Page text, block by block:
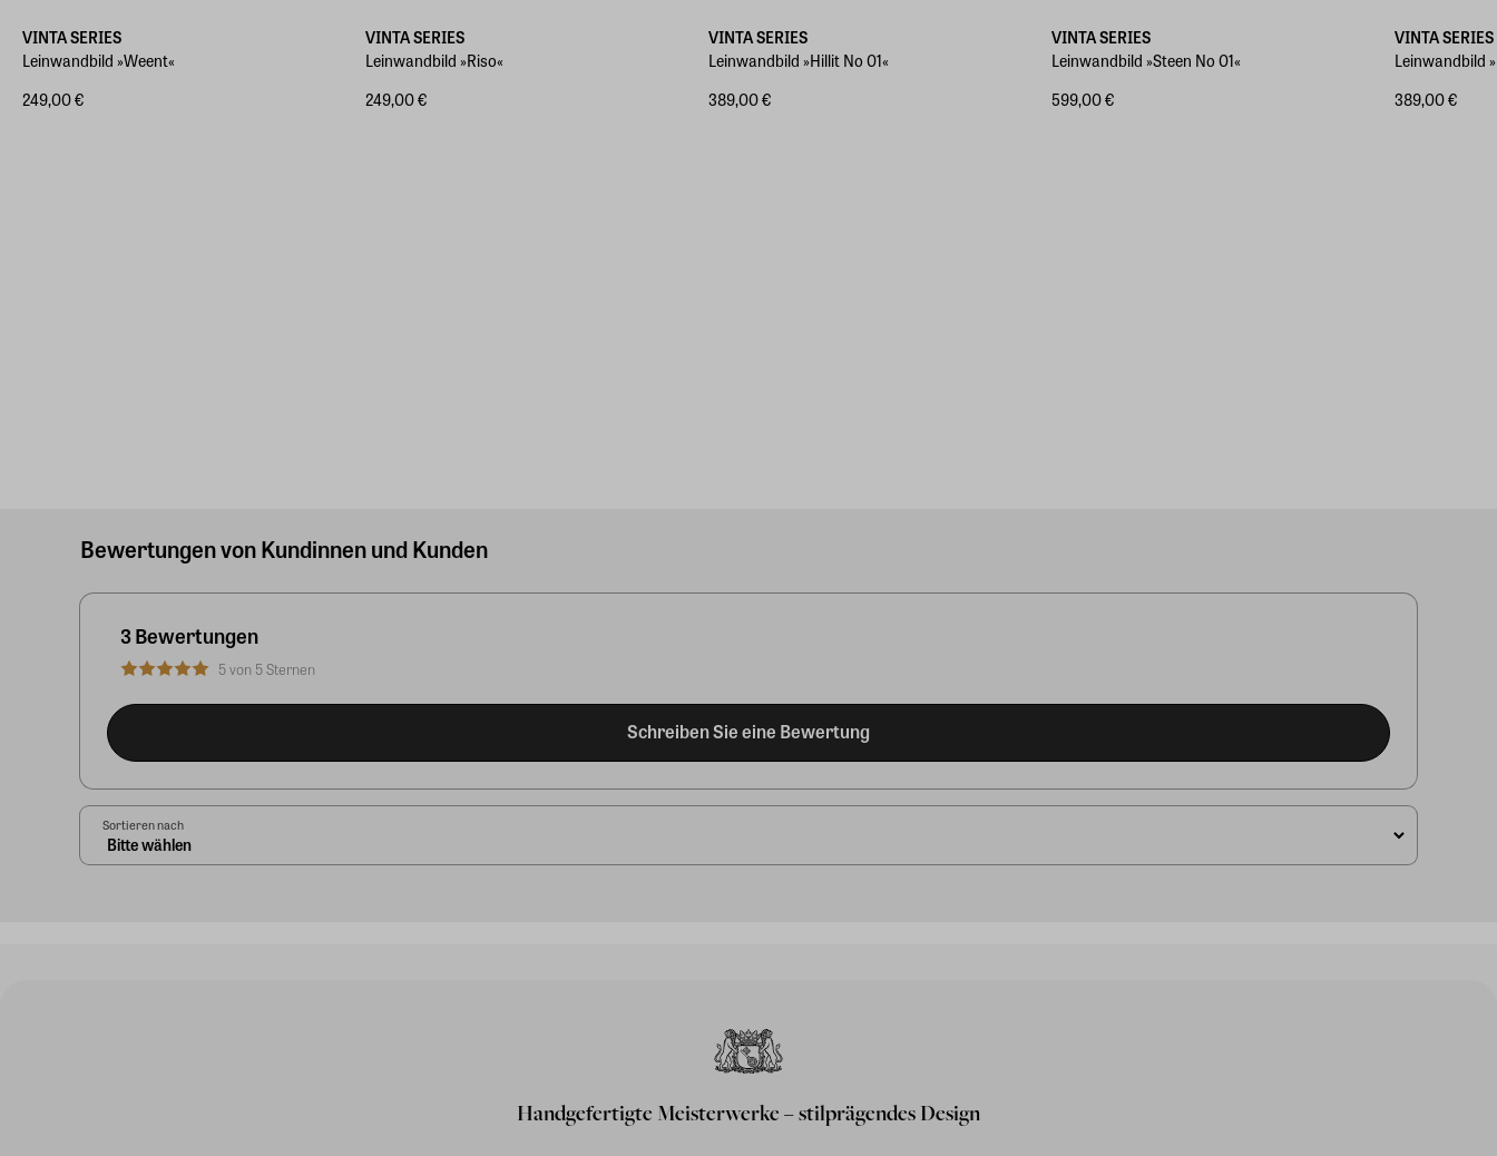
VINTA SERIES
Leinwandbild »Weent«
249,00 €
VINTA SERIES
Leinwandbild »Riso«
249,00 €
VINTA SERIES
Leinwandbild »Hillit No 01«
389,00 €
VINTA SERIES
Leinwandbild »Steen No 01«
599,00 €
VINTA SERIES
Leinwandbild
389,00 €
Bewertungen von Kundinnen und Kunden
3 Bewertungen
5 von 5 Sternen
Schreiben Sie eine Bewertung
Sortieren nach
Handgefertigte Meisterwerke – stilprägendes Design